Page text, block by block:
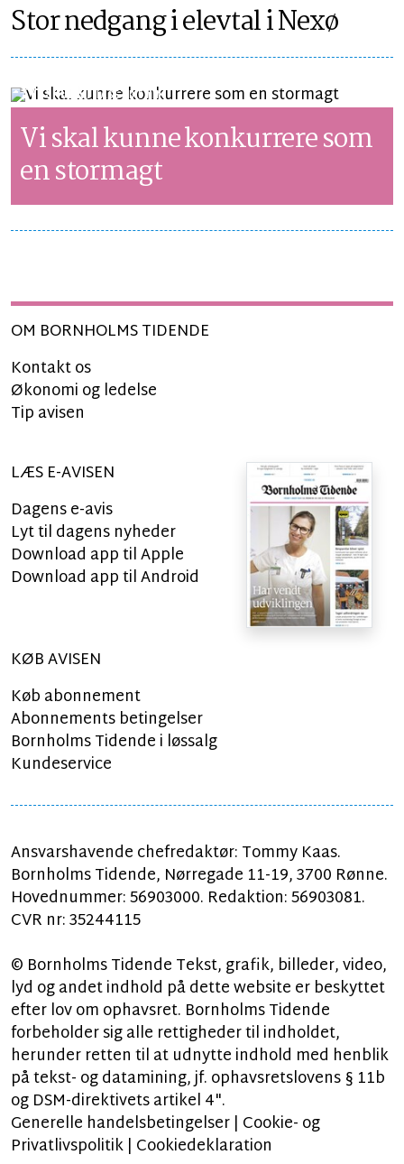
Stor nedgang i elevtal i Nexø
SYNSPUNKTLÆSETID 5 MIN.
Vi skal kunne konkurrere som
en stormagt
OM BORNHOLMS TIDENDE
Kontakt os
Økonomi og ledelse
Tip avisen
LÆS E-AVISEN
Dagens e-avis
Lyt til dagens nyheder
Download app til Apple
Download app til Android
KØB AVISEN
Køb abonnement
Abonnements betingelser
Bornholms Tidende i løssalg
Kundeservice
Ansvarshavende chefredaktør: Tommy Kaas.
Bornholms Tidende, Nørregade 11-19, 3700 Rønne.
Hovednummer: 56903000. Redaktion: 56903081.
CVR nr: 35244115
© Bornholms Tidende Tekst, grafik, billeder, video,
lyd og andet indhold på dette website er beskyttet
efter lov om ophavsret. Bornholms Tidende
forbeholder sig alle rettigheder til indholdet,
herunder retten til at udnytte indhold med henblik
på tekst- og datamining, jf. ophavsretslovens § 11b
og DSM-direktivets artikel 4".
Generelle handelsbetingelser| Cookie- og
Privatlivspolitik| Cookiedeklaration